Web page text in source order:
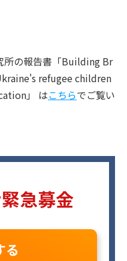
所の報告書「Building Br
refugee children
」 はこちらでご覧い
急募金
る